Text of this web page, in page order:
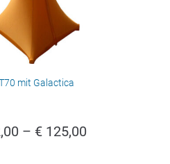
mit Galactica
– € 125,00